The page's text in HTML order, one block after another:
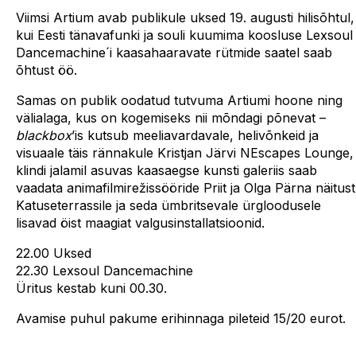
Viimsi Artium avab publikule uksed 19. augusti hilisõhtul,
kui Eesti tänavafunki ja souli kuumima koosluse Lexsoul
Dancemachine´i kaasahaaravate rütmide saatel saab
õhtust öö.
Samas on publik oodatud tutvuma Artiumi hoone ning
välialaga, kus on kogemiseks nii mõndagi põnevat –
blackbox’is kutsub meeliavardavale, helivõnkeid ja
visuaale täis rännakule Kristjan Järvi NEscapes Lounge,
klindi jalamil asuvas kaasaegse kunsti galeriis saab
vaadata animafilmirežissööride Priit ja Olga Pärna
Katuseterrassile ja seda ümbritsevale ürgloodusele
lisavad öist maagiat valgusinstallatsioonid.
22.00 Uksed
22.30 Lexsoul Dancemachine
Üritus kestab kuni 00.30.
Avamise puhul pakume erihinnaga pileteid 15/20 eurot.